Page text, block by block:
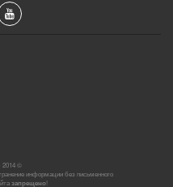
2014 ©
информации без письменного
запрещено!